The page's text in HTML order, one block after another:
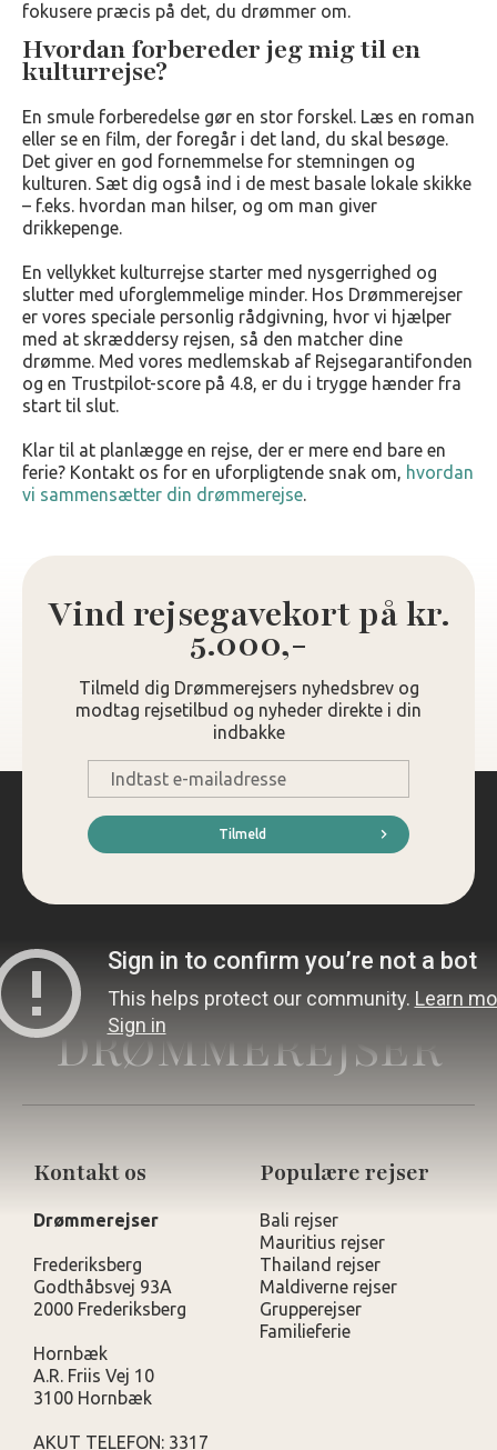
fokusere præcis på det, du drømmer om.
Hvordan forbereder jeg mig til en
kulturrejse?
En smule forberedelse gør en stor forskel. Læs en roman
eller se en film, der foregår i det land, du skal besøge.
Det giver en god fornemmelse for stemningen og
kulturen. Sæt dig også ind i de mest basale lokale skikke
– f.eks. hvordan man hilser, og om man giver
drikkepenge.
En vellykket kulturrejse starter med nysgerrighed og
slutter med uforglemmelige minder. Hos Drømmerejser
er vores speciale personlig rådgivning, hvor vi hjælper
med at skræddersy rejsen, så den matcher dine
drømme. Med vores medlemskab af Rejsegarantifonden
og en Trustpilot-score på 4.8, er du i trygge hænder fra
start til slut.
Klar til at planlægge en rejse, der er mere end bare en
ferie? Kontakt os for en uforpligtende snak om, hvordan
vi sammensætter din drømmerejse.
Vind rejsegavekort på kr.
5.000,-
Tilmeld dig Drømmerejsers nyhedsbrev og
modtag rejsetilbud og nyheder direkte i din
indbakke
mail
*
Tilmeld
DRØMMEREJSER
Kontakt os
Drømmerejser
Frederiksberg
Godthåbsvej 93A
2000 Frederiksberg
Hornbæk
A.R. Friis Vej 10
3100 Hornbæk
AKUT TELEFON: 3317
Populære rejser
Bali rejser
Mauritius rejser
Thailand rejser
Maldiverne rejser
Grupperejser
Familieferie